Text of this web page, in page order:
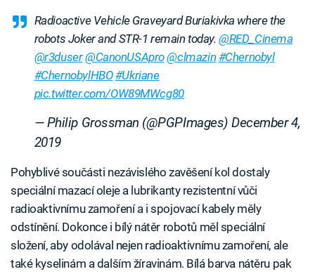
Radioactive Vehicle Graveyard Buriakivka where the
robots Joker and STR-1 remain today.@RED_Cinema
@r3duser@CanonUSApro@clmazin #Chernobyl
#ChernobylHBO#Ukriane
pic.twitter.com/OW89MWcg80
— Philip Grossman (@PGPImages)December 4,
2019
Pohyblivé součásti nezávislého zavěšení kol dostaly
speciální mazací oleje a lubrikanty rezistentní vůči
radioaktivnímu zamoření a i spojovací kabely měly
odstínění. Dokonce i bílý nátěr robotů měl speciální
složení, aby odolával nejen radioaktivnímu zamoření, ale
také kyselinám a dalším žíravinám. Bílá barva nátěru pak